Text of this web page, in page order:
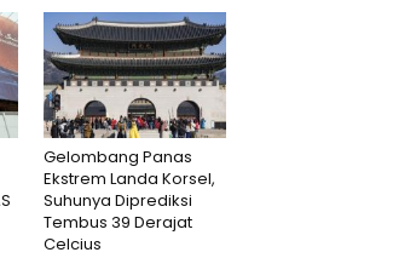
Gelombang Panas
Ekstrem Landa Korsel,
Suhunya Diprediksi
Tembus 39 Derajat
Celcius